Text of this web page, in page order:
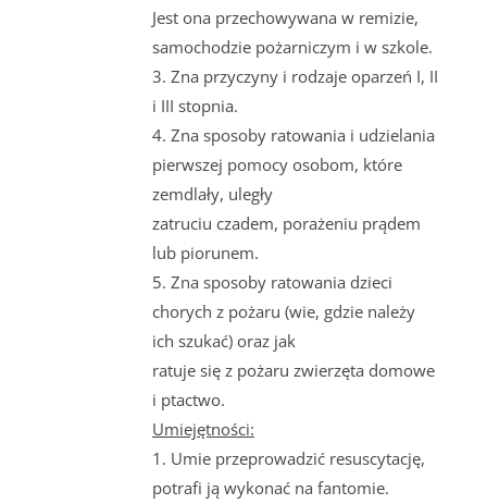
Jest ona przechowywana w remizie,
samochodzie pożarniczym i w szkole.
3. Zna przyczyny i rodzaje oparzeń I, II
i III stopnia.
4. Zna sposoby ratowania i udzielania
pierwszej pomocy osobom, które
zemdlały, uległy
zatruciu czadem, porażeniu prądem
lub piorunem.
5. Zna sposoby ratowania dzieci
chorych z pożaru (wie, gdzie należy
ich szukać) oraz jak
ratuje się z pożaru zwierzęta domowe
i ptactwo.
Umiejętności:
1. Umie przeprowadzić resuscytację,
potrafi ją wykonać na fantomie.